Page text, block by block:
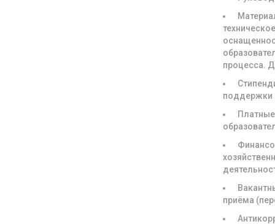
процесса.
поддержки
Платные
приёма